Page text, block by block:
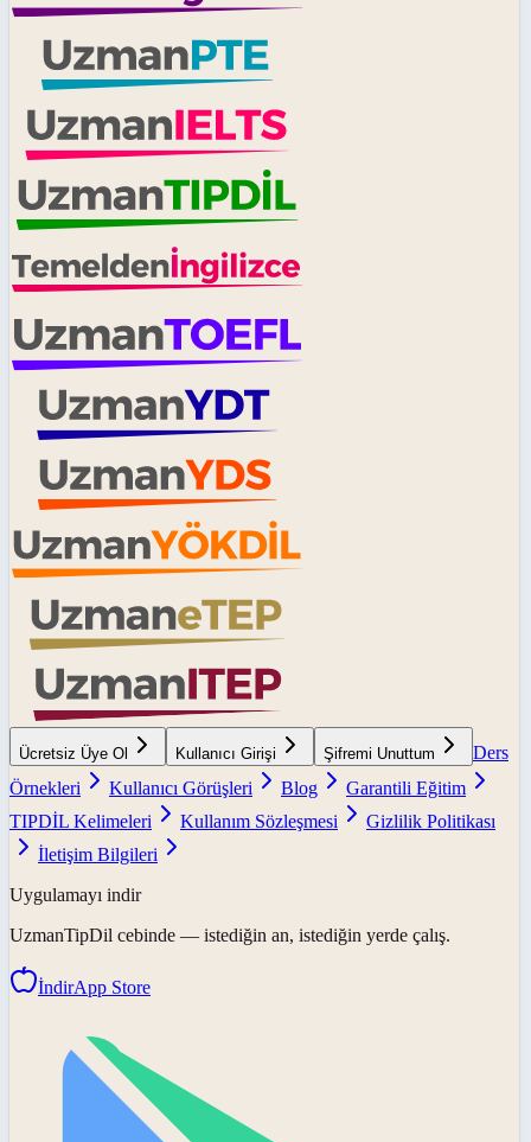
Ücretsiz Üye Ol Kullanıcı Girişi Şifremi Unuttum
Ders
Örnekleri
Kullanıcı Görüşleri Blog
Garantili Eğitim
TIPDİL Kelimeleri
Kullanım Sözleşmesi
Gizlilik Politikası
İletişim Bilgileri
Uygulamayı indir
UzmanTipDil cebinde — istediğin an, istediğin yerde çalış.
İndirApp Store